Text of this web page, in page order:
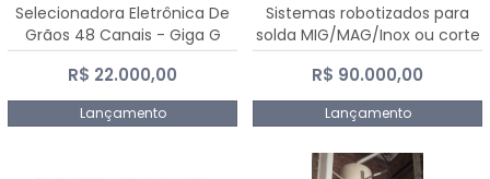
Selecionadora Eletrônica De
Grãos 48 Canais - Giga G
10000
R$ 22.000,00
Lançamento
Sistemas robotizados para
solda MIG/MAG/Inox ou corte
plasma
R$ 90.000,00
Lançamento